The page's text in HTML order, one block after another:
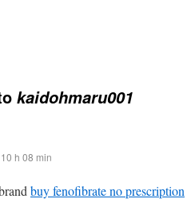
kaidohmaru001
h 08 min
buy fenofibrate no prescription